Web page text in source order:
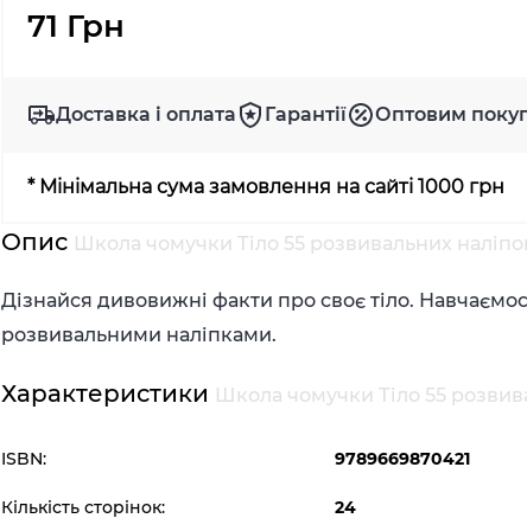
71 Грн
Доставка і оплата Гарантії Оптовим
* Мінімальна сума замовлення на сайті 1000 грн
Опис Школа чомучки Тіло 55 розвивальних
Дізнайся дивовижні факти про своє тіло.
розвивальними наліпками.
Характеристики Школа чомучки Тіло 55
ISBN: 9789669870421
Кількість сторінок: 24